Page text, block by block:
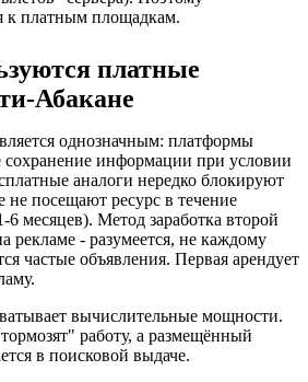
к платным площадкам.
платные
Абакане
однозначным: платформы
сохранение информации при условии
аналоги нередко блокируют
не посещают ресурс в течение
6 месяцев). Метод заработка второй
рекламе - разумеется, не каждому
частые объявления. Первая арендует
вычислительные мощности.
работу, а размещённый
в поисковой выдаче.